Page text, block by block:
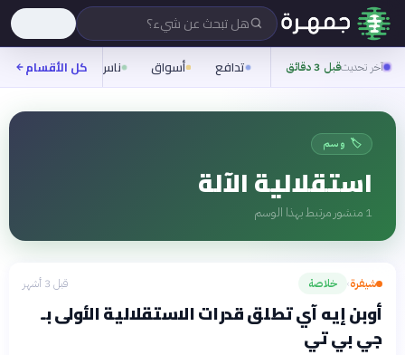
هل تبحث عن شيء؟
آخر تحديثقبل 3 دقائق تدافع أسواق ناس روح
كل الأقسام
🏷️ وسم
استقلالية الآلة
1 منشور مرتبط بهذا الوسم
شيفرة› خلاصة قبل 3 أشهر
أوبن إيه آي تطلق قدرات الاستقلالية الأولى بـ
جي بي تي